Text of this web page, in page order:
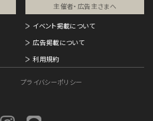
主催者・広告主さまへ​
イベント掲載について
広告掲載について
利用規約
プライバシーポリシー